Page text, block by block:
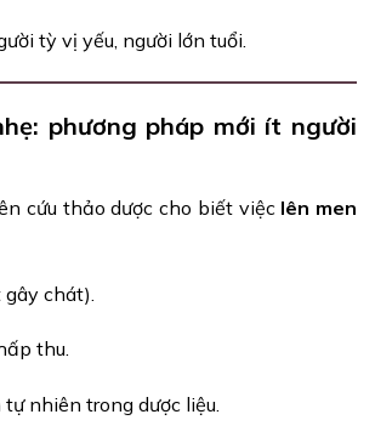
tỳ vị yếu, người lớn tuổi.
phương pháp mới ít người
cứu thảo dược cho biết việc lên men
chát).
thu.
nhiên trong dược liệu.